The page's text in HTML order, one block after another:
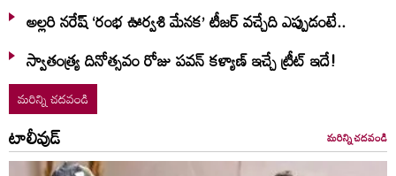
అల్లరి నరేష్ ‘రంభ ఊర్వశి మేనక’ టీజర్ వచ్చేది ఎప్పుడంటే..
స్వాతంత్య్ర దినోత్సవం రోజు పవన్ కళ్యాణ్ ఇచ్చే ట్రీట్ ఇదే!
మరిన్ని చదవండి
టాలీవుడ్ మరిన్ని చదవండి